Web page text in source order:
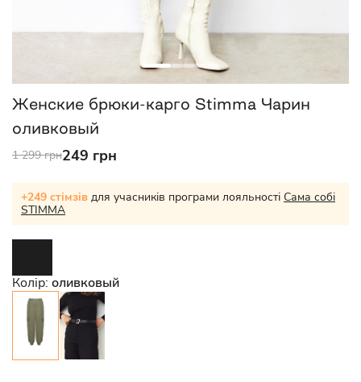
Женские брюки-карго Stimma Чарин
оливковый
1 299 грн249 грн
+249 стімзів для учасників програми лояльності Сама собі
STIMMA
Колір: оливковый